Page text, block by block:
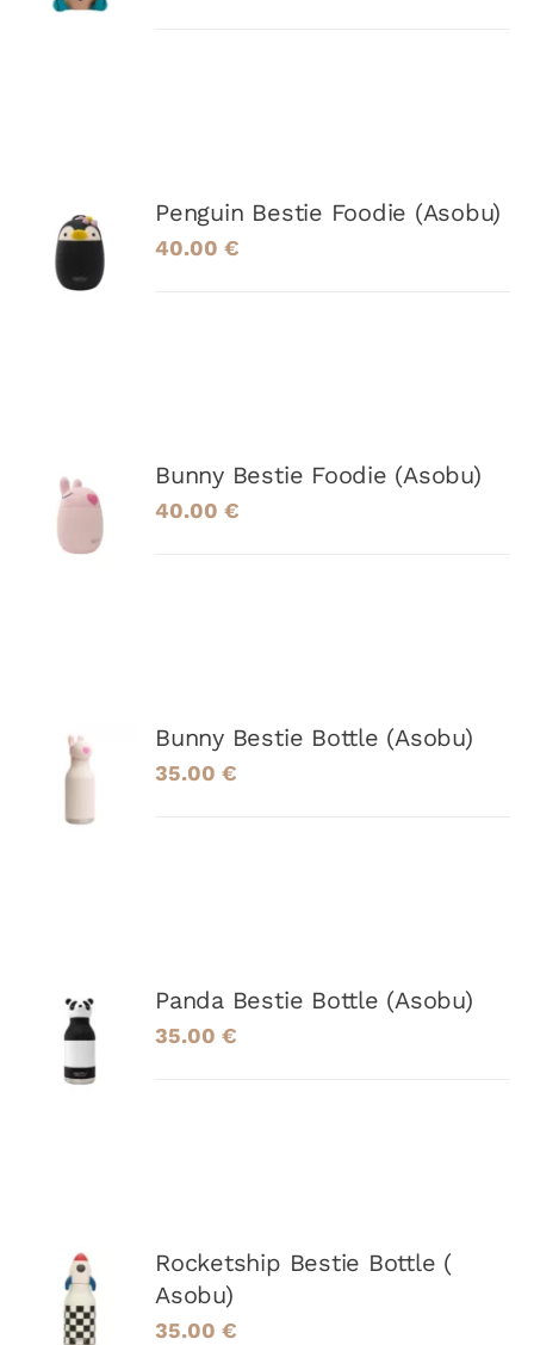
DÉTAILS
AU
PANIER
/
Penguin Bestie Foodie (Asobu)
40.00€
AU
PANIER
Bunny Bestie Foodie (Asobu)
40.00€
AU
Bunny Bestie Bottle (Asobu)
35.00€
AU
PANIER
/
Panda Bestie Bottle (Asobu)
35.00€
AJOUTER
AU
PANIER
/
Rocketship Bestie Bottle (
Asobu)
35.00€